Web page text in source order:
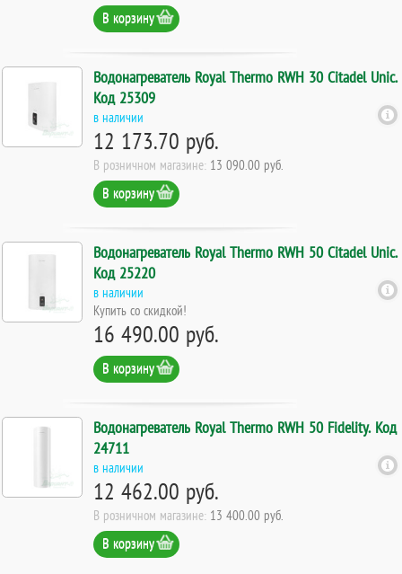
В корзину
Водонагреватель Royal Thermo RWH 30 Citadel Unic.
Код 25309
в наличии
12 173.70 руб.
В розничном магазине: 13 090.00 руб.
В корзину
Водонагреватель Royal Thermo RWH 50 Citadel Unic.
Код 25220
в наличии
Купить со скидкой!
16 490.00 руб.
В корзину
Водонагреватель Royal Thermo RWH 50 Fidelity. Код
24711
в наличии
12 462.00 руб.
В розничном магазине: 13 400.00 руб.
В корзину